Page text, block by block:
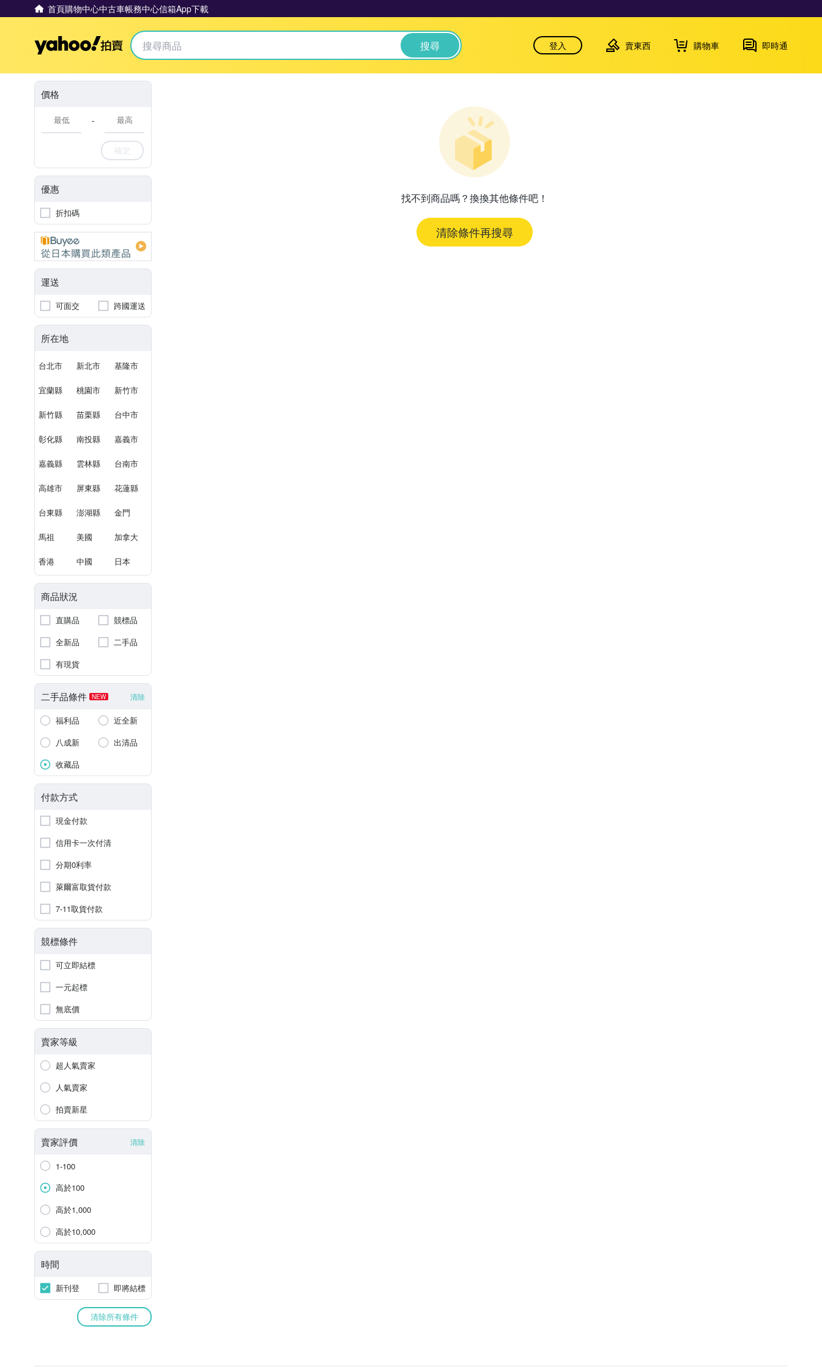
首頁購物中心中古車帳務中心信箱App下載
Yahoo拍賣 搜尋 登入 賣東西 購物車 即時通
價格
-
確定
優惠
折扣碼
運送
可面交 跨國運送
所在地
台北市 新北市 基隆市
宜蘭縣 桃園市 新竹市
新竹縣 苗栗縣 台中市
彰化縣 南投縣 嘉義市
嘉義縣 雲林縣 台南市
高雄市 屏東縣 花蓮縣
台東縣 澎湖縣 金門
馬祖 美國 加拿大
香港 中國 日本
商品狀況
直購品
競標品
全新品
二手品
有現貨
二手品條件 NEW 清除
福利品
近全新
八成新
出清品
收藏品
付款方式
現金付款
信用卡一次付清
分期0利率
萊爾富取貨付款
7-11取貨付款
競標條件
可立即結標
一元起標
無底價
賣家等級
超人氣賣家
人氣賣家
拍賣新星
賣家評價 清除
1-100
高於100
高於1,000
高於10,000
時間
新刊登 即將結標
清除所有條件
找不到商品嗎？換換其他條件吧！
清除條件再搜尋